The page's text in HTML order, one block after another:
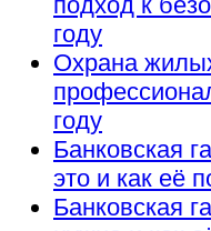
году
Охрана
году
Банковская
это и как её
Банковская